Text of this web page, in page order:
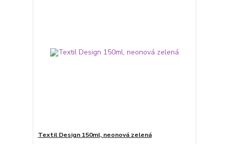
Textil Design 150ml, neonová zelená